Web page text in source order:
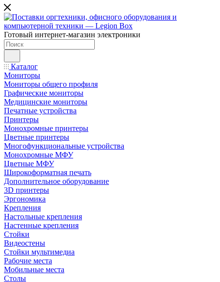
Готовый интернет-магазин электроники
Каталог
Мониторы
Мониторы общего профиля
Графические мониторы
Медицинские мониторы
Печатные устройства
Принтеры
Моноxромныe принтеры
Цвeтныe принтеры
Многофункциональные устройства
Монохромные МФУ
Цветные МФУ
Широкоформатная печать
Дополнительное оборудование
3D принтеры
Эргономика
Крепления
Настольные крепления
Настенные крепления
Стойки
Видеостены
Стойки мультимедиа
Рабочие места
Мобильные места
Столы